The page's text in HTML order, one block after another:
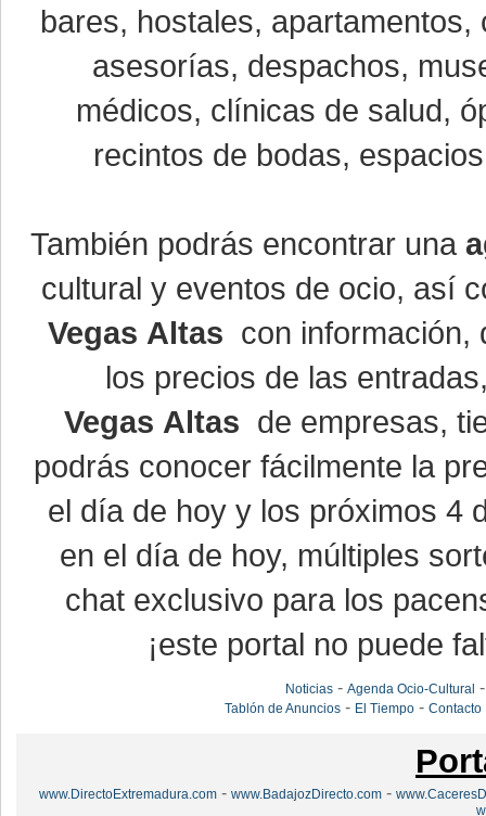
bares, hostales,
asesorías, despachos,
médicos, clínicas de salud,
recintos de bodas,
También podrás encontrar una
cultural y eventos de ocio, así
Vegas Altas con información,
los precios de las
Vegas Altas de empresas,
podrás conocer fácilmente la
el día de hoy y los próximos 4
en el día de hoy, múltiples
chat exclusivo para los
¡este portal no puede
Noticias -Agenda Ocio-Cultural
Tablón de Anuncios - El Tiempo -Contacto
www.DirectoExtremadura.com - www.BadajozDirecto.com -